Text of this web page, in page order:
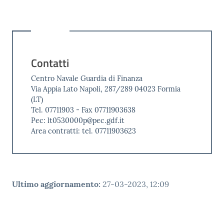
Contatti
Centro Navale Guardia di Finanza
Via Appia Lato Napoli, 287/289 04023 Formia
(LT)
Tel. 07711903 - Fax 07711903638
Pec: lt0530000p@pec.gdf.it
Area contratti: tel. 07711903623
Ultimo aggiornamento: 27-03-2023, 12:09